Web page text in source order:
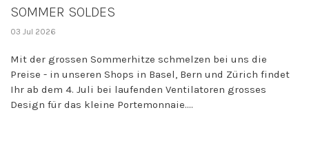
SOMMER SOLDES
03 Jul 2026
Mit der grossen Sommerhitze schmelzen bei uns die
Preise - in unseren Shops in Basel, Bern und Zürich findet
Ihr ab dem 4. Juli bei laufenden Ventilatoren grosses
Design für das kleine Portemonnaie....